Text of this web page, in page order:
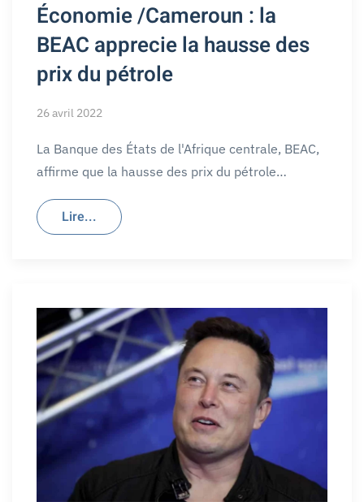
Économie /Cameroun : la
BEAC apprecie la hausse des
prix du pétrole
26 avril 2022
La Banque des États de l'Afrique centrale, BEAC,
affirme que la hausse des prix du pétrole…
Lire...